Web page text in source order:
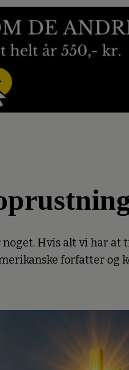
Hvis alt vi har
forfatter og